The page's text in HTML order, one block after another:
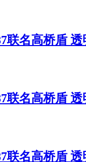
联名高桥盾
联名高桥盾
联名高桥盾